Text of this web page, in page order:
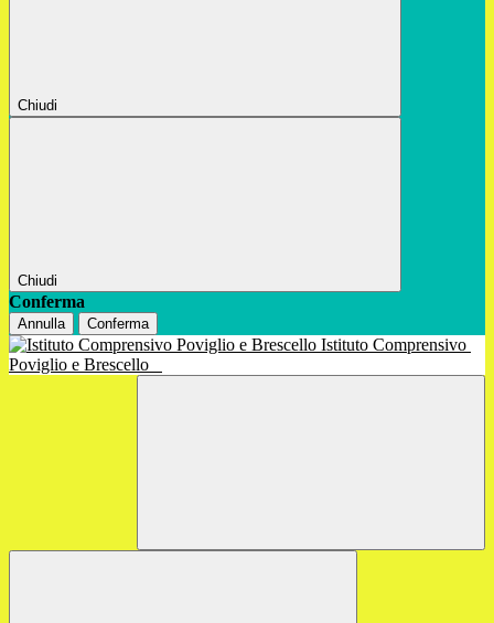
Chiudi
Chiudi
Conferma
Annulla Conferma
Istituto Comprensivo
Poviglio e Brescello